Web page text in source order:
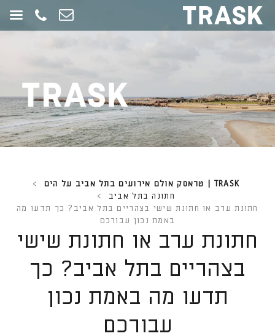
תחילתו
כדי
לעבור
לאזור
תוכן
TRASK | טראסק אולם אירועים בתל אביב על הים
>
חתונה בתל אביב
>
חתונת ערב או חתונת שישי בצהריים בתל אביב? כך תדעו מה
באמת נכון עבורכם
חתונת ערב או חתונת שישי
בצהריים בתל אביב? כך
תדעו מה באמת נכון
עבורכם